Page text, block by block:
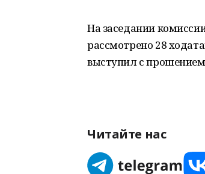
На заседании
рассмотрено 28
выступил с
Читайте нас